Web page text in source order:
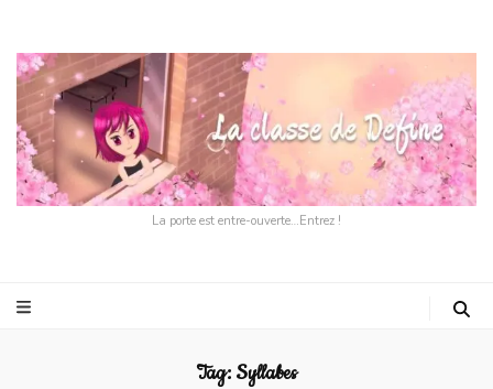
La porte est entre-ouverte…Entrez !
Tag: Syllabes